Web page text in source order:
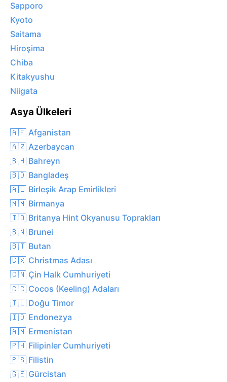
Sapporo
Kyoto
Saitama
Hiroşima
Chiba
Kitakyushu
Niigata
Asya Ülkeleri
🇦🇫 Afganistan
🇦🇿 Azerbaycan
🇧🇭 Bahreyn
🇧🇩 Bangladeş
🇦🇪 Birleşik Arap Emirlikleri
🇲🇲 Birmanya
🇮🇴 Britanya Hint Okyanusu Toprakları
🇧🇳 Brunei
🇧🇹 Butan
🇨🇽 Christmas Adası
🇨🇳 Çin Halk Cumhuriyeti
🇨🇨 Cocos (Keeling) Adaları
🇹🇱 Doğu Timor
🇮🇩 Endonezya
🇦🇲 Ermenistan
🇵🇭 Filipinler Cumhuriyeti
🇵🇸 Filistin
🇬🇪 Gürcistan